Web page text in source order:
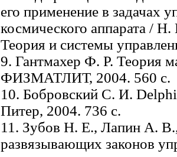
его применение в задачах
космического аппарата /
Теория и системы
9. Гантмахер Ф. Р. Теория
ФИЗМАТЛИТ, 2004. 560 с.
10. Бобровский С. И.
Питер, 2004. 736 с.
11. Зубов Н. Е., Лапин А.
развязывающих законов